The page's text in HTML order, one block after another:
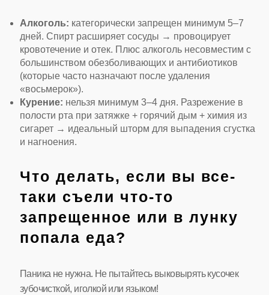
Алкоголь: категорически запрещен минимум 5–7
дней. Спирт расширяет сосуды → провоцирует
кровотечение и отек. Плюс алкоголь несовместим с
большинством обезболивающих и антибиотиков
(которые часто назначают после удаления
«восьмерок»).
Курение: нельзя минимум 3–4 дня. Разрежение в
полости рта при затяжке + горячий дым + химия из
сигарет → идеальный шторм для выпадения сгустка
и нагноения.
Что делать, если вы все-
таки съели что-то
запрещенное или в лунку
попала еда?
Паника не нужна. Не пытайтесь выковырять кусочек
зубочисткой, иголкой или языком!